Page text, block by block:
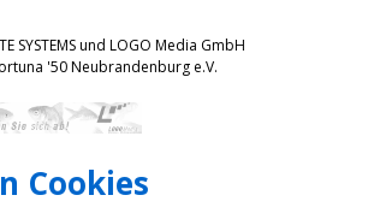
SYSTEMS und LOGO Media GmbH
'50 Neubrandenburg e.V.
Cookies